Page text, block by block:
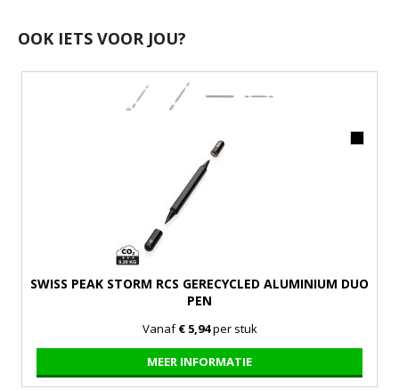
OOK IETS VOOR JOU?
SWISS PEAK STORM RCS GERECYCLED ALUMINIUM DUO
PEN
Vanaf€ 5,94per stuk
MEER INFORMATIE